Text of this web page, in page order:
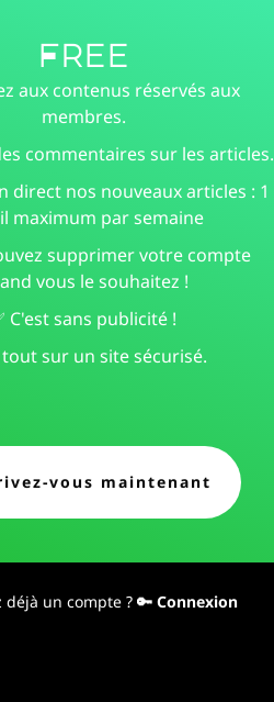
Free
aux contenus réservés aux
membres.
commentaires sur les articles.
direct nos nouveaux articles : 1
maximum par semaine
supprimer votre compte
vous le souhaitez !
C'est sans publicité !
tout sur un site sécurisé.
vous maintenant
déjà un compte ? 🔑 Connexion